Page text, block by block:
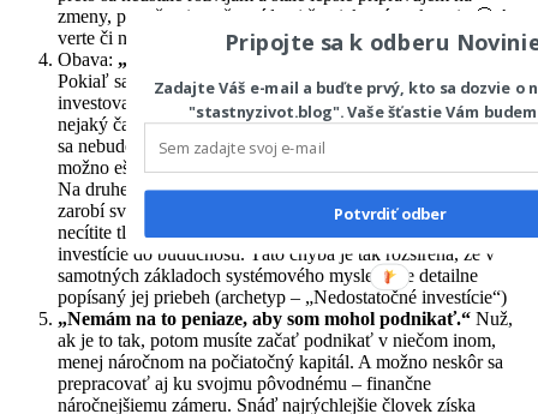
zmeny, pretože viem, že prídu aj že niektoré prekvapia 🙂 A
verte či nie, posilnia.
Obava: „Čo keď sa trh zmení a prestane sa mi dariť?“
Pokiaľ sa niekedy uspokojíte sám so sebou a prestanete
investovať do vzdelávania, do seba, do svojej firmy, tak to
nejaký čas ešte bude fungovať. Ale trh sa mení stále a pokiaľ
sa nebudete rozvíjať a budete stále robiť to isté, pôjde to
možno ešte 3-5 rokov. Potom sa dostanete do slepej uličky.
Na druhej strane, ak ste spokojný človek, ktorý si podnikaním
zarobí svoje peniaze a práca ho baví, chápem, že zrejme
necítite tlak na zmenu. Dajte však pozor na nedostatočné
investície do budúcnosti. Táto chyba je tak rozšírená, že v
samotných základoch systémového myslenia je detailne
popísaný jej priebeh (archetyp – „Nedostatočné investície“)
„Nemám na to peniaze, aby som mohol podnikať.“ Nuž,
ak je to tak, potom musíte začať podnikať v niečom inom,
menej náročnom na počiatočný kapitál. A možno neskôr sa
prepracovať aj ku svojmu pôvodnému – finančne
náročnejšiemu zámeru. Snáď najrýchlejšie človek získa
Pripojte sa k odberu
Zadajte Váš e-mail a buďte prvý, kto sa dozvie o
"stastnyzivot.blog". Vaše šťastie Vám
Potvrdiť odber